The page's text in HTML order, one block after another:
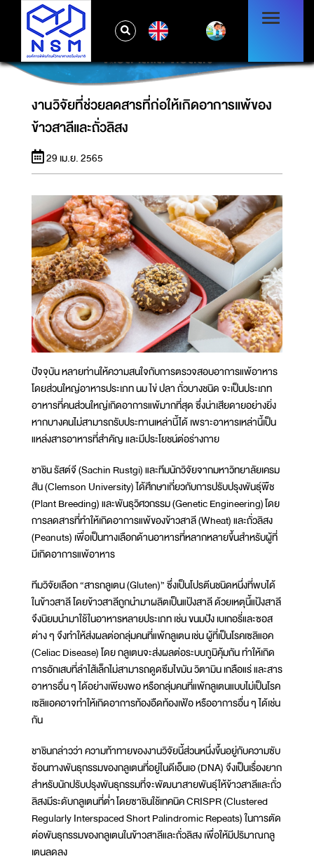
งานวิจัยที่ช่วยลดสารที่ก่อให้เกิดอาการแพ้ของ
ข้าวสาลีและถั่วลิสง
งานวิจัยที่ช่วยลดสารที่ก่อให้เกิดอาการแพ้ของ
ข้าวสาลีและถั่วลิสง
29 เม.ย. 2565
ปัจจุบัน หลายท่านให้ความสนใจกับการตรวจสอบอาการแพ้อาหาร
โดยส่วนใหญ่อาหารประเภท นม ไข่ ปลา ถั่วบางชนิด จะเป็นประเภท
อาหารที่คนส่วนใหญ่เกิดอาการแพ้มากที่สุด ซึ่งน่าเสียดายอย่างยิ่ง
หากบางคนไม่สามารถรับประทานเหล่านี้ได้ เพราะอาหารเหล่านี้เป็น
แหล่งสารอาหารที่สำคัญ และมีประโยชน์ต่อร่างกาย
ชาชิน รัสต์จี (Sachin Rustgi) และทีมนักวิจัยจากมหาวิทยาลัยเครม
สัน (Clemson University) ได้ศึกษาเกี่ยวกับการปรับปรุงพันธุ์พืช
(Plant Breeding) และพันธุวิศวกรรม (Genetic Engineering) โดย
การลดสารที่ทำให้เกิดอาการแพ้ของข้าวสาลี (Wheat) และถั่วลิสง
(Peanuts) เพื่อเป็นทางเลือกด้านอาหารที่หลากหลายขึ้นสำหรับผู้ที่
มีเกิดอาการแพ้อาหาร
ทีมวิจัยเลือก “สารกลูเตน (Gluten)” ซึ่งเป็นโปรตีนชนิดหนึ่งที่พบได้
ในข้าวสาลี โดยข้าวสาลีถูกนำมาผลิตเป็นแป้งสาลี ด้วยเหตุนี้แป้งสาลี
จึงนิยมนำมาใช้ในอาหารหลายประเภท เช่น ขนมปัง เบเกอรี่และซอส
ต่าง ๆ จึงทำให้ส่งผลต่อกลุ่มคนที่แพ้กลูเตน เช่น ผู้ที่เป็นโรคเซลิแอค
(Celiac Disease) โดย กลูเตนจะส่งผลต่อระบบภูมิคุ้มกัน ทำให้เกิด
การอักเสบที่ลำไส้เล็กไม่สามารถดูดซึมไขมัน วิตามิน เกลือแร่ และสาร
อาหารอื่น ๆ ได้อย่างเพียงพอ หรือกลุ่มคนที่แพ้กลูเตนแบบไม่เป็นโรค
เซลิแอคอาจทำให้เกิดอาการท้องอืดท้องเฟ้อ หรืออาการอื่น ๆ ได้เช่น
กัน
ชาชินกล่าวว่า ความท้าทายของงานวิจัยนี้ส่วนหนึ่งขึ้นอยู่กับความซับ
ซ้อนทางพันธุกรรมของกลูเตนที่อยู่ในดีเอ็นเอ (DNA) จึงเป็นเรื่องยาก
สำหรับนักปรับปรุงพันธุกรรมที่จะพัฒนาสายพันธุ์ให้ข้าวสาลีและถั่ว
ลิสงมีระดับกลูเตนที่ต่ำ โดยซาชินใช้เทคนิค CRISPR (Clustered
Regularly Interspaced Short Palindromic Repeats) ในการตัด
ต่อพันธุกรรมของกลูเตนในข้าวสาลีและถั่วลิสง เพื่อให้มีปริมาณกลู
เตนลดลง